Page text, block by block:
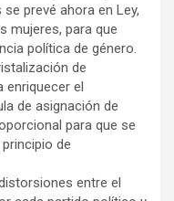
prevé ahora en Ley,
mujeres, para que
política de género.
de
enriquecer el
de asignación de
para que se
de
entre el